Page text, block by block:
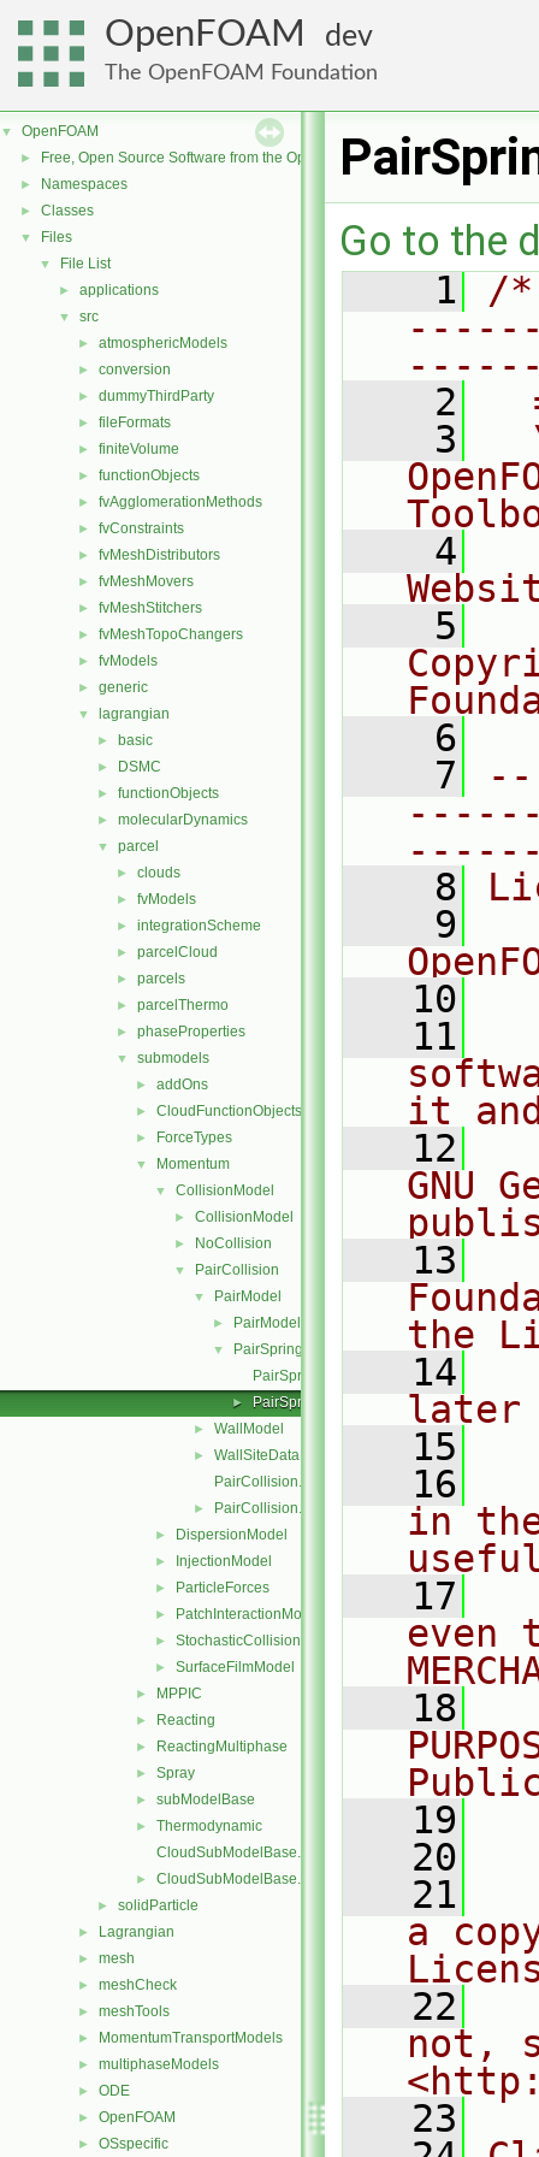
OpenFOAM dev
The OpenFOAM Foundation
▼ OpenFOAM
► Free, Open Source Software from the OpenFOAM Foundation
► Namespaces
► Classes
▼ Files
▼ File List
► applications
▼ src
► atmosphericModels
► conversion
► dummyThirdParty
► fileFormats
► finiteVolume
► functionObjects
► fvAgglomerationMethods
► fvConstraints
► fvMeshDistributors
► fvMeshMovers
► fvMeshStitchers
► fvMeshTopoChangers
► fvModels
► generic
▼ lagrangian
► basic
► DSMC
► functionObjects
► molecularDynamics
▼ parcel
► clouds
► fvModels
► integrationScheme
► parcelCloud
► parcels
► parcelThermo
► phaseProperties
▼ submodels
► addOns
► CloudFunctionObjects
► ForceTypes
▼ Momentum
▼ CollisionModel
► CollisionModel
► NoCollision
▼ PairCollision
▼ PairModel
► PairModel
▼
PairSpringSliderDashpot
PairSpringSliderDashpot.C
► PairSpringSliderDashpot.H
► WallModel
►
WallSiteData
PairCollision.C
► PairCollision.H
► DispersionModel
► InjectionModel
► ParticleForces
► PatchInteractionModel
► StochasticCollision
► SurfaceFilmModel
► MPPIC
► Reacting
► ReactingMultiphase
► Spray
► subModelBase
►
Thermodynamic
CloudSubModelBase.C
► CloudSubModelBase.H
► solidParticle
► Lagrangian
► mesh
► meshCheck
► meshTools
► MomentumTransportModels
► multiphaseModels
► ODE
► OpenFOAM
► OSspecific
Go to the
    1
/
    2
    3
    4
    5
    6
    7
    8
    9
   10
   11
it
   12
GNU
   13
the
   14
later
   15
   16
in
   17
even
   18
   19
   20
   21
a
   22
not,
   23